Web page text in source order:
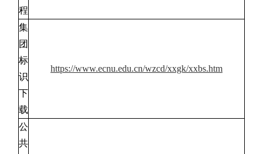
程
集
团
标
识
下
载
https://www.ecnu.edu.cn/wzcd/xxgk/xxbs.htm
公
共